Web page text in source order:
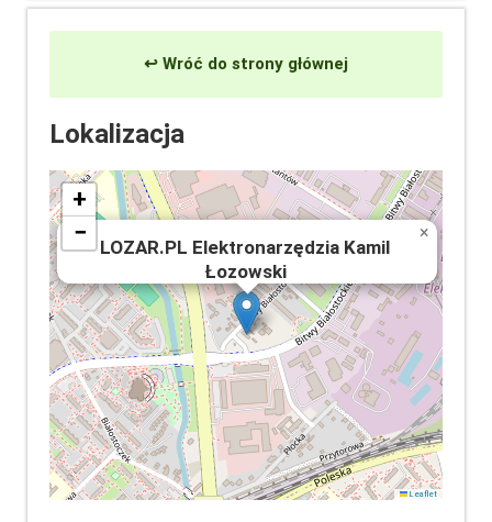
↩ Wróć do strony głównej
Lokalizacja
LOZAR.PL Elektronarzędzia Kamil
Łozowski
×
+
−
Leaflet